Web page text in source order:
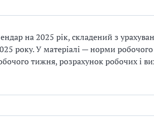
на 2025 рік, складений з
року. У матеріалі — норми
тижня, розрахунок робочих і